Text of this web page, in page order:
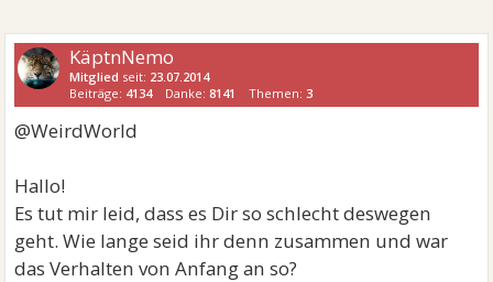
KäptnNemo
Mitglied seit: 23.07.2014
Beiträge: 4134 Danke:8141 Themen:3
@WeirdWorld
Hallo!
Es tut mir leid, dass es Dir so schlecht deswegen
geht. Wie lange seid ihr denn zusammen und war
das Verhalten von Anfang an so?